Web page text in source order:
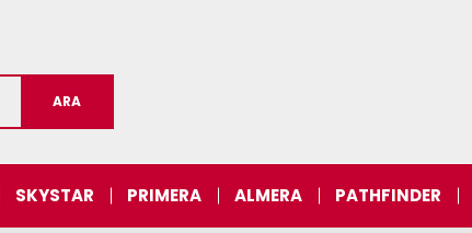
SKYSTAR PRIMERA ALMERA PATHFINDER